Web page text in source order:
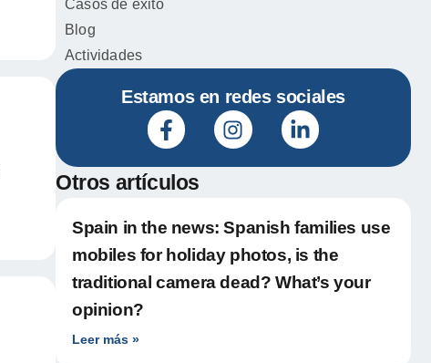
Casos de éxito
Blog
Actividades
Estamos en redes sociales
Otros artículos
Spain in the news: Spanish families use
mobiles for holiday photos, is the
traditional camera dead? What’s your
opinion?
Leer más »